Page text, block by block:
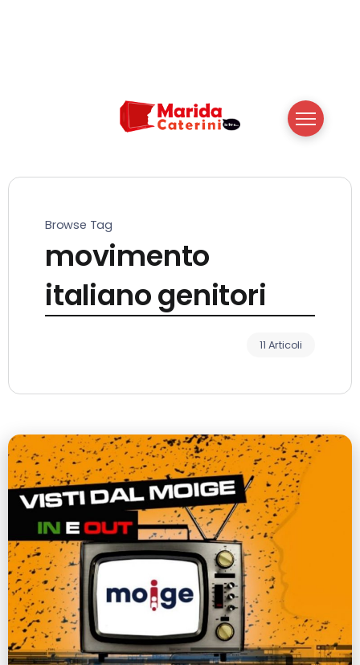
Browse Tag
movimento
italiano genitori
11 Articoli